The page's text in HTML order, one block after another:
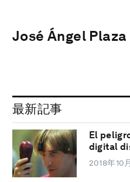
José Ángel
最新記事
El
digital
2018年10